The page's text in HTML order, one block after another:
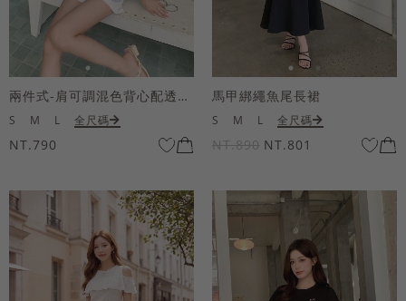
兩件式-肩可調混色背心配透膚短袖上衣
S M L 全尺碼
NT.790
馬甲綁繩魚尾長裙
S M L 全尺碼
NT.890 NT.801